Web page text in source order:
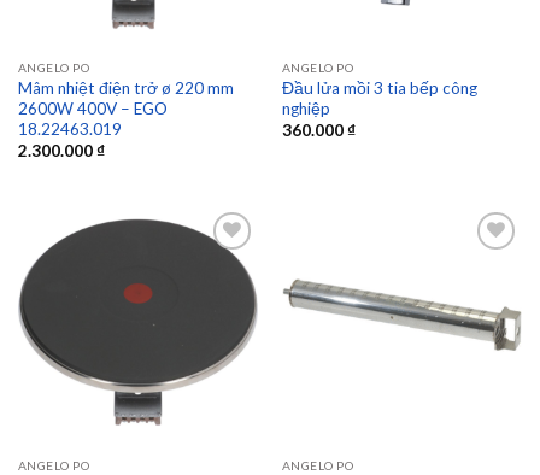
ANGELO PO
Mâm nhiệt điện trở ø 220 mm
2600W 400V – EGO
18.22463.019
2.300.000₫
ANGELO PO
Đầu lửa mồi 3 tia bếp công
nghiệp
360.000₫
ANGELO PO
Add to
wishlist
ANGELO PO